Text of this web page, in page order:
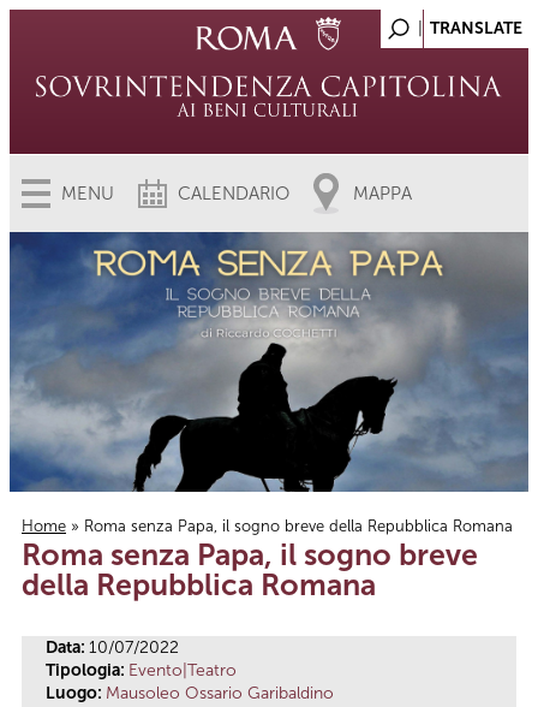
MENU CALENDARIO MAPPA
Tu sei qui
Home » Roma senza Papa, il sogno breve della Repubblica Romana
Roma senza Papa, il sogno breve
della Repubblica Romana
Data: 10/07/2022
Tipologia: Evento|Teatro
Luogo: Mausoleo Ossario Garibaldino